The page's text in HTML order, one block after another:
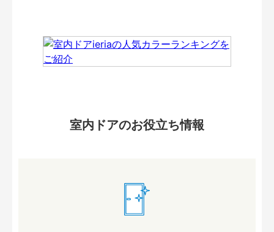
室内ドアのお役立ち情報